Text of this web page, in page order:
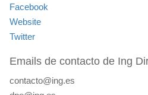
Facebook
Website
Twitter
Emails de contacto de Ing
contacto@ing.es